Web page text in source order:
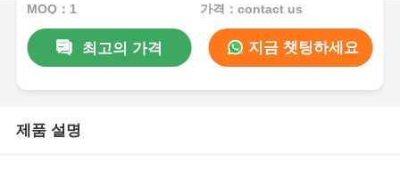
MOQ：1 가격：contact us
최고의 가격 지금 챗팅하세요
제품 설명